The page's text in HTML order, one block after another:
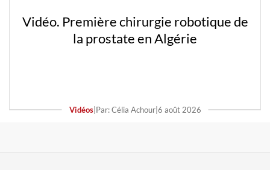
Vidéo. Première chirurgie robotique de
la prostate en Algérie
Vidéos| Par: Célia Achour| 6 août 2026